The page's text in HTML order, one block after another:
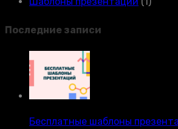
Последние записи
Бесплатные шаблоны